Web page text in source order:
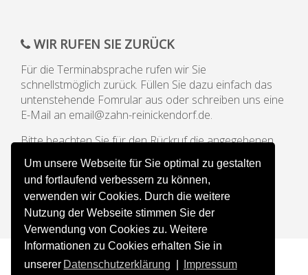
Um unsere Webseite für Sie optimal zu gestalten
und fortlaufend verbessern zu können,
verwenden wir Cookies. Durch die weitere
Nutzung der Webseite stimmen Sie der
Verwendung von Cookies zu. Weitere
Informationen zu Cookies erhalten Sie in
unserer Datenschutzerklärung Impressum
WIR RUFEN SIE ZURÜCK
Für die Terminabsprache rufen wir Sie
schnellstmöglich zurück. Füllen Sie dazu einfach das
untenstehende Fomrular aus oder schreiben uns eine
E-Mail an email@zahn-reinickendorf.de.
Bitte beachten Sie für den Rückruf die angegebenen
Öffnungszeiten unserer Praxis.